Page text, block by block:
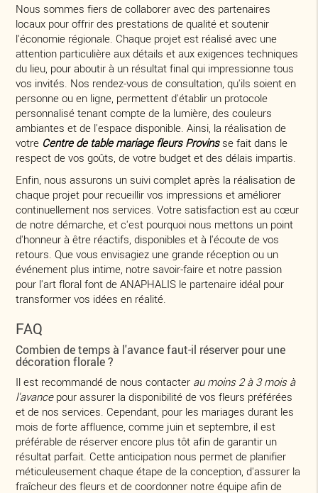
Nous sommes fiers de collaborer avec des partenaires
locaux pour offrir des prestations de qualité et soutenir
l'économie régionale. Chaque projet est réalisé avec une
attention particulière aux détails et aux exigences techniques
du lieu, pour aboutir à un résultat final qui impressionne tous
vos invités. Nos rendez-vous de consultation, qu'ils soient en
personne ou en ligne, permettent d'établir un protocole
personnalisé tenant compte de la lumière, des couleurs
ambiantes et de l'espace disponible. Ainsi, la réalisation de
votre Centre de table mariage fleurs Provinsse fait dans le
respect de vos goûts, de votre budget et des délais impartis.
Enfin, nous assurons un suivi complet après la réalisation de
chaque projet pour recueillir vos impressions et améliorer
continuellement nos services. Votre satisfaction est au cœur
de notre démarche, et c'est pourquoi nous mettons un point
d'honneur à être réactifs, disponibles et à l'écoute de vos
retours. Que vous envisagiez une grande réception ou un
événement plus intime, notre savoir-faire et notre passion
pour l'art floral font de ANAPHALIS le partenaire idéal pour
transformer vos idées en réalité.
FAQ
Combien de temps à l'avance faut-il réserver pour une
décoration florale ?
Il est recommandé de nous contacter au moins 2 à 3 mois à
l'avancepour assurer la disponibilité de vos fleurs préférées
et de nos services. Cependant, pour les mariages durant les
mois de forte affluence, comme juin et septembre, il est
préférable de réserver encore plus tôt afin de garantir un
résultat parfait. Cette anticipation nous permet de planifier
méticuleusement chaque étape de la conception, d'assurer la
fraîcheur des fleurs et de coordonner notre équipe afin de